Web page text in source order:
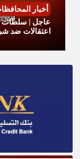
أخبار
عاجل | سلطات
اعتقالات ضد